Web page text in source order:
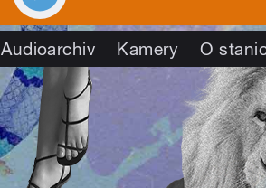
Audioarchiv Kamery O